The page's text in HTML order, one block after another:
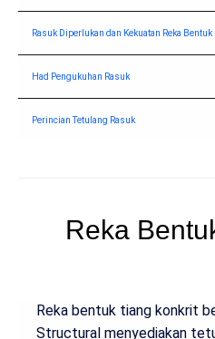
Rasuk Diperlukan dan Kekuatan Reka Bentuk
Had Pengukuhan Rasuk
Perincian Tetulang Rasuk
Reka
Reka bentuk tiang konkrit
Structural menyediakan